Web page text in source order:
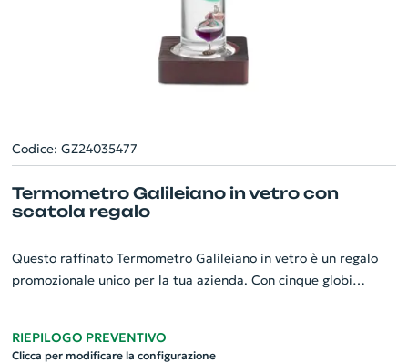
Codice: GZ24035477
Termometro Galileiano in vetro con
scatola regalo
Questo raffinato Termometro Galileiano in vetro è un regalo
promozionale unico per la tua azienda. Con cinque globi
rappresenta una temperatura specifica da 18°c a 26°c,
RIEPILOGO PREVENTIVO
Clicca per modificare la configurazione